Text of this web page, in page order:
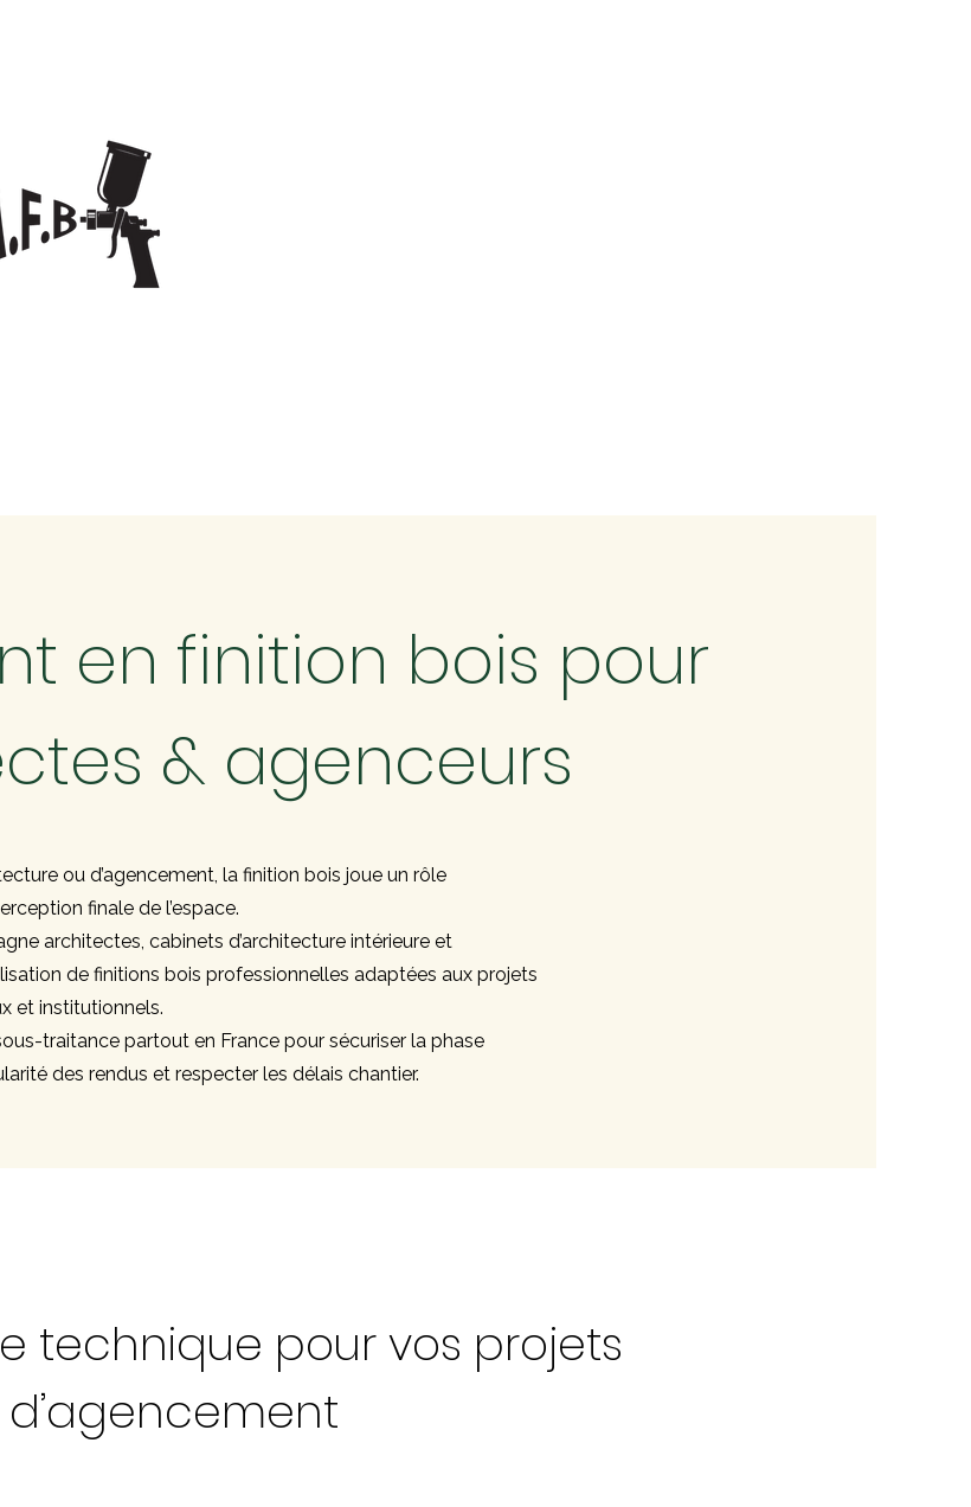
en finition bois pour
& agenceurs
ou d’agencement, la finition bois joue un rôle
finale de l’espace.
architectes, cabinets d’architecture intérieure et
de finitions bois professionnelles adaptées aux projets
et institutionnels.
traitance partout en France pour sécuriser la phase
des rendus et respecter les délais chantier.
technique pour vos projets
d’agencement